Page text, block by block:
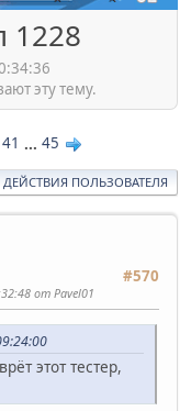
1228
эту тему.
41 ... 45
ДЕЙСТВИЯ ПОЛЬЗОВАТЕЛЯ
#570
от Pavel01
этот тестер,